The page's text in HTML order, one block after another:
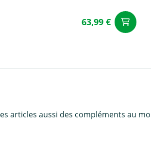
63,99 €
articles aussi des compléments au